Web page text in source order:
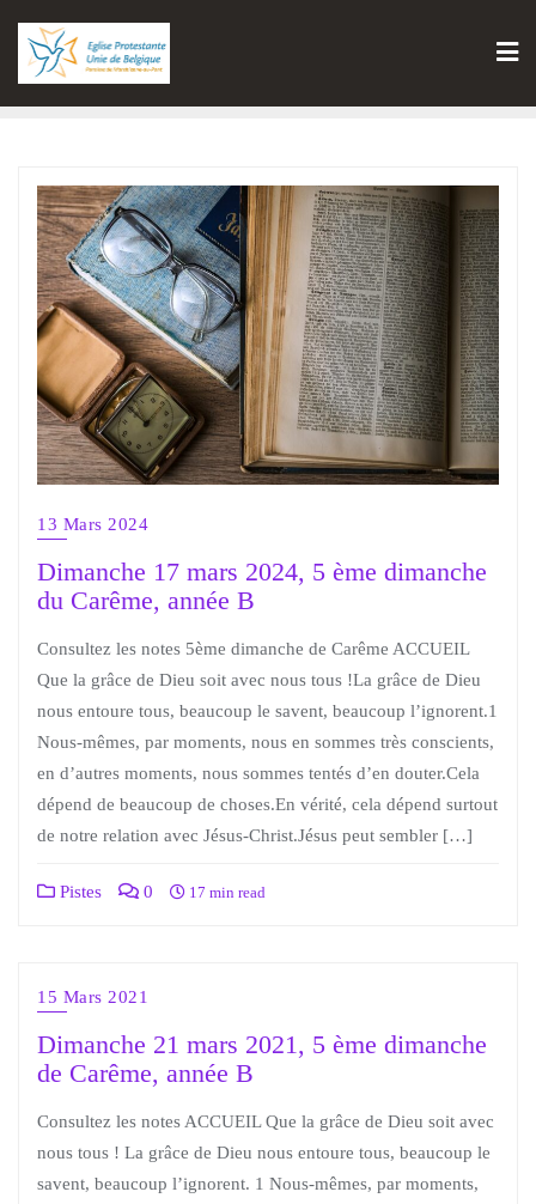
13 Mars 2024
Dimanche 17 mars 2024, 5 ème dimanche
du Carême, année B
Consultez les notes 5ème dimanche de Carême ACCUEIL
Que la grâce de Dieu soit avec nous tous !La grâce de Dieu
nous entoure tous, beaucoup le savent, beaucoup l’ignorent.1
Nous-mêmes, par moments, nous en sommes très conscients,
en d’autres moments, nous sommes tentés d’en douter.Cela
dépend de beaucoup de choses.En vérité, cela dépend surtout
de notre relation avec Jésus-Christ.Jésus peut sembler […]
Pistes 0 17 min read
15 Mars 2021
Dimanche 21 mars 2021, 5 ème dimanche
de Carême, année B
Consultez les notes ACCUEIL Que la grâce de Dieu soit avec
nous tous ! La grâce de Dieu nous entoure tous, beaucoup le
savent, beaucoup l’ignorent. 1 Nous-mêmes, par moments,